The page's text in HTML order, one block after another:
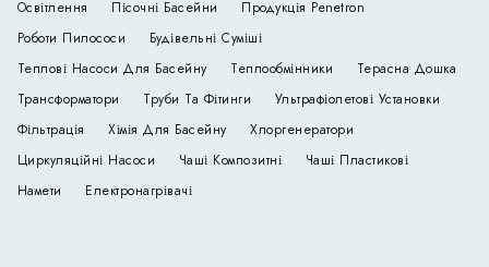
Освітлення
Пісочні Басейни
Продукція Penetron
Роботи Пилососи
Будівельні Суміші
Теплові Насоси Для Басейну
Теплообмінники
Терасна Дошка
Трансформатори
Труби Та Фітинги
Ультрафіолетові Установки
Фільтрація
Хімія Для Басейну
Хлоргенератори
Циркуляційні Насоси
Чаші Композитні
Чаші Пластикові
Намети
Електронагрівачі